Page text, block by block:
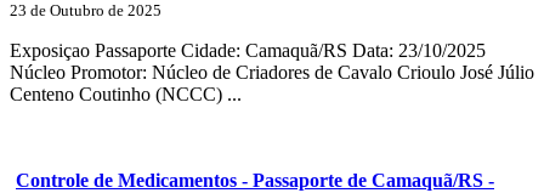
23 de Outubro de 2025
Exposiçao Passaporte Cidade: Camaquã/RS Data: 23/10/2025
Núcleo Promotor: Núcleo de Criadores de Cavalo Crioulo José Júlio
Centeno Coutinho (NCCC) ...
Controle de Medicamentos - Passaporte de Camaquã/RS -